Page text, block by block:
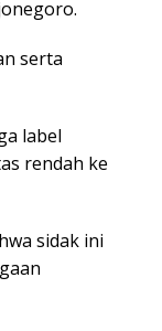
serta
label
rendah ke
sidak ini